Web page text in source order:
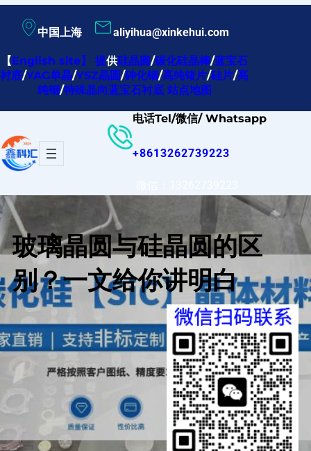
内
容
中国上海 aliyihua@xinkehui.com
【English site】提供硅晶圆/碳化硅晶棒/蓝宝石
衬底/YAG单晶/YSZ晶圆/砷化铟/高纯锗片/硅片/高
纯铟/特殊晶向蓝宝石衬底 站点地图
电话Tel/微信/ Whatsapp
+8613262739223
玻璃晶圆与硅晶圆的区
别？一文给你讲明白